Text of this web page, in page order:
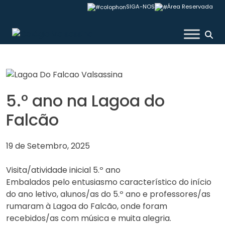
content
SIGA-NOS Área Reservada
Colégio Valsassina
5.º ano na Lagoa do
Falcão
19 de Setembro, 2025
Visita/atividade inicial 5.º ano
Embalados pelo entusiasmo característico do início
do ano letivo, alunos/as do 5.º ano e professores/as
rumaram à Lagoa do Falcão, onde foram
recebidos/as com música e muita alegria.